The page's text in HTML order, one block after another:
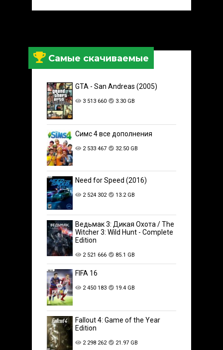
Самые скачиваемые
GTA - San Andreas (2005)
3 513 660 3.30 GB
Симс 4 все дополнения
2 533 467 32.50 GB
Need for Speed (2016)
2 524 302 13.2 GB
Ведьмак 3: Дикая Охота / The
Witcher 3: Wild Hunt - Complete
Edition
2 521 666 85.1 GB
FIFA 16
2 450 183 19.4 GB
Fallout 4: Game of the Year
Edition
2 298 262 21.97 GB